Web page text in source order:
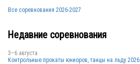
Все соревнования 2026-2027
Недавние соревнования
3–6 августа
Контрольные прокаты юниоров, танцы на льду 2026